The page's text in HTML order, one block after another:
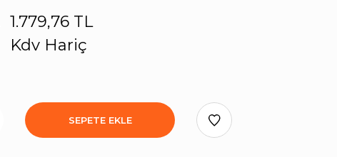
1.779,76 TL
Kdv Hariç
SEPETE EKLE